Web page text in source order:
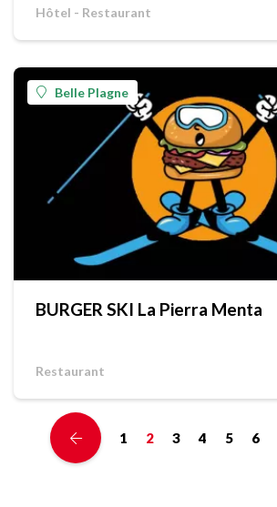
Hôtel - Restaurant
Belle Plagne
BURGER SKI La Pierra Menta
Restaurant
1 2 3 4 5 6